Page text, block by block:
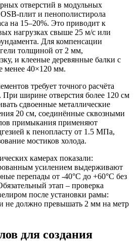
отверстий в модульных
плит и пенополистирола
на 15–20%. Это приводит к
нагрузках свыше 25 м/с или
Для компенсации
толщиной от 2 мм,
и клееные деревянные балки с
менее 40×120 мм.
требует точного расчёта
При ширине отверстия более 120 см
сдвоенные металлические
20 см, соединённые сквозными
примыкания применяют
к пенопласту от 1.5 МПа,
мостиков холода.
камерах показали:
усилением выдерживают
перепады от -40°C до +60°C без
этап – проверка
после установки рамы:
не должно превышать 2 мм на метр
для создания